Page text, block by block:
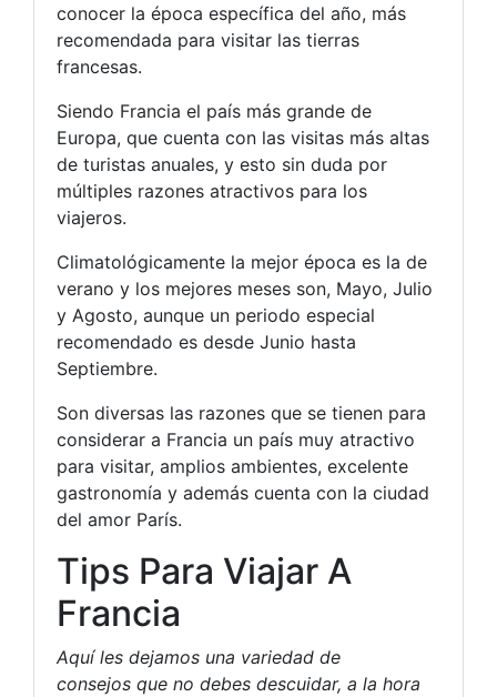
conocer la época específica del año, más
recomendada para visitar las tierras
francesas.
Siendo Francia el país más grande de
Europa, que cuenta con las visitas más altas
de turistas anuales, y esto sin duda por
múltiples razones atractivos para los
viajeros.
Climatológicamente la mejor época es la de
verano y los mejores meses son, Mayo, Julio
y Agosto, aunque un periodo especial
recomendado es desde Junio hasta
Septiembre.
Son diversas las razones que se tienen para
considerar a Francia un país muy atractivo
para visitar, amplios ambientes, excelente
gastronomía y además cuenta con la ciudad
del amor París.
Tips Para Viajar A
Francia
Aquí les dejamos una variedad de
consejos que no debes descuidar, a la hora